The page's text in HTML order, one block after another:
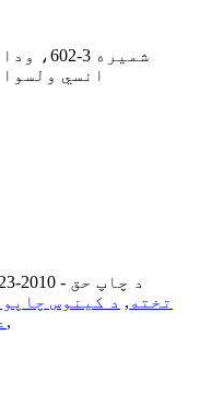
انسي
© د چاپ حق - 2010-2023: ټول حقونه خوندي دي.
تخته , د کینوس
,